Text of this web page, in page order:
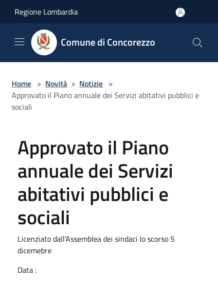
Regione Lombardia
Comune di Concorezzo
Home > Novità > Notizie >
Approvato il Piano annuale dei Servizi abitativi pubblici e
sociali
Approvato il Piano
annuale dei Servizi
abitativi pubblici e
sociali
Licenziato dall'Assemblea dei sindaci lo scorso 5
dicemebre
Data :